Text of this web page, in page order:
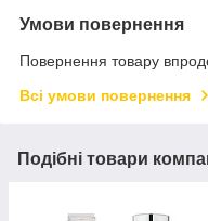
Умови повернення
Повернення товару
Всі умови повернення
Подібні товари